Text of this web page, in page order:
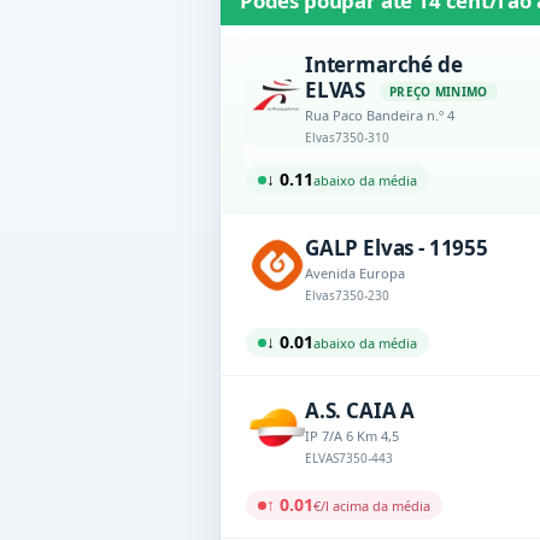
Intermarché de
ELVAS
PREÇO MINIMO
Rua Paco Bandeira n.º 4
Elvas7350-310
↓ 0.11abaixo da média
GALP Elvas - 11955
Avenida Europa
Elvas7350-230
↓ 0.01abaixo da média
A.S. CAIA A
IP 7/A 6 Km 4,5
ELVAS7350-443
↑ 0.01€/l acima da média